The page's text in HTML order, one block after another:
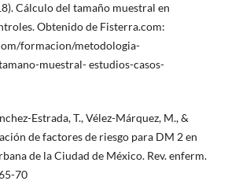
Cálculo del tamaño muestral en
Obtenido de Fisterra.com:
formacion/metodologia-
muestral- estudios-casos-
Estrada, T., Vélez-Márquez, M., &
de factores de riesgo para DM 2 en
de la Ciudad de México. Rev. enferm.
70